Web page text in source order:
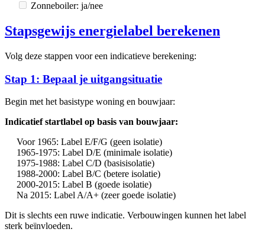
Zonneboiler: ja/nee
Stapsgewijs energielabel berekenen
Volg deze stappen voor een indicatieve berekening:
Stap 1: Bepaal je uitgangsituatie
Begin met het basistype woning en bouwjaar:
Indicatief startlabel op basis van bouwjaar:
Voor 1965: Label E/F/G (geen isolatie)
1965-1975: Label D/E (minimale isolatie)
1975-1988: Label C/D (basisisolatie)
1988-2000: Label B/C (betere isolatie)
2000-2015: Label B (goede isolatie)
Na 2015: Label A/A+ (zeer goede isolatie)
Dit is slechts een ruwe indicatie. Verbouwingen kunnen het label
sterk beïnvloeden.